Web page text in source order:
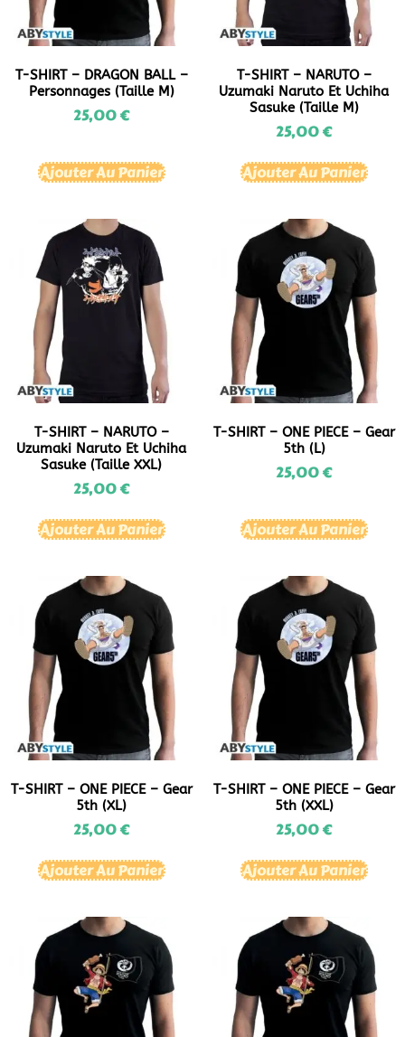
T-SHIRT – DRAGON BALL –
Personnages (Taille M)
25,00€
Ajouter Au Panier
T-SHIRT – NARUTO –
Uzumaki Naruto Et Uchiha
Sasuke (Taille M)
25,00€
Ajouter Au Panier
T-SHIRT – NARUTO –
Uzumaki Naruto Et Uchiha
Sasuke (Taille XXL)
25,00€
Ajouter Au Panier
T-SHIRT – ONE PIECE – Gear
5th (L)
25,00€
Ajouter Au Panier
T-SHIRT – ONE PIECE – Gear
5th (XL)
25,00€
Ajouter Au Panier
T-SHIRT – ONE PIECE – Gear
5th (XXL)
25,00€
Ajouter Au Panier